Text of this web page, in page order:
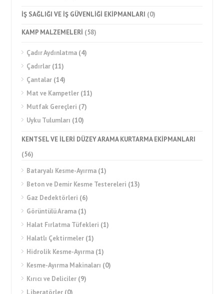
İŞ SAĞLIĞI VE İŞ GÜVENLİĞİ EKİPMANLARI (0)
KAMP MALZEMELERİ (58)
Çadır Aydınlatma (4)
Çadırlar (11)
Çantalar (14)
Mat ve Kampetler (11)
Mutfak Gereçleri (7)
Uyku Tulumları (10)
KENTSEL VE İLERİ DÜZEY ARAMA KURTARMA EKİPMANLARI
(56)
Bataryalı Kesme-Ayırma (1)
Beton ve Demir Kesme Testereleri (13)
Gaz Dedektörleri (6)
Görüntülü Arama (1)
Halat Fırlatma Tüfekleri (1)
Halatlı Çektirmeler (1)
Hidrolik Kesme-Ayırma (1)
Kesme-Ayırma Makinaları (0)
Kırıcı ve Deliciler (9)
Liberatörler (0)